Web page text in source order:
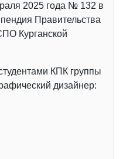
2025 года № 132 в
Правительства
Курганской
КПК группы
дизайнер: